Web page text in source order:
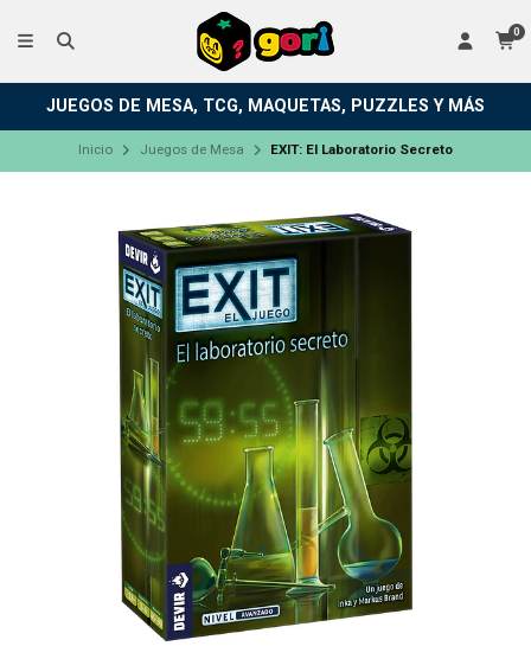
0
JUEGOS DE MESA, TCG, MAQUETAS, PUZZLES Y MÁS
Inicio Juegos de Mesa EXIT: El Laboratorio Secreto